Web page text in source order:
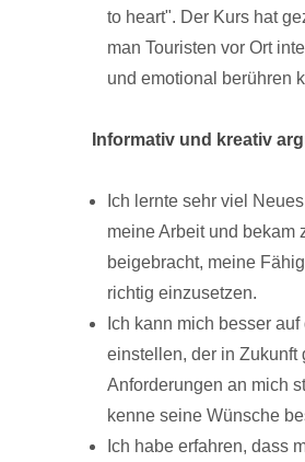
to heart". Der Kurs hat
man Touristen vor Ort
und emotional berühren
Informativ und kreativ
Ich lernte sehr viel
meine Arbeit und bekam
beigebracht, meine
richtig einzusetzen.
Ich kann mich besser auf
einstellen, der in Zukunft
Anforderungen an mich
kenne seine Wünsche
Ich habe erfahren, dass